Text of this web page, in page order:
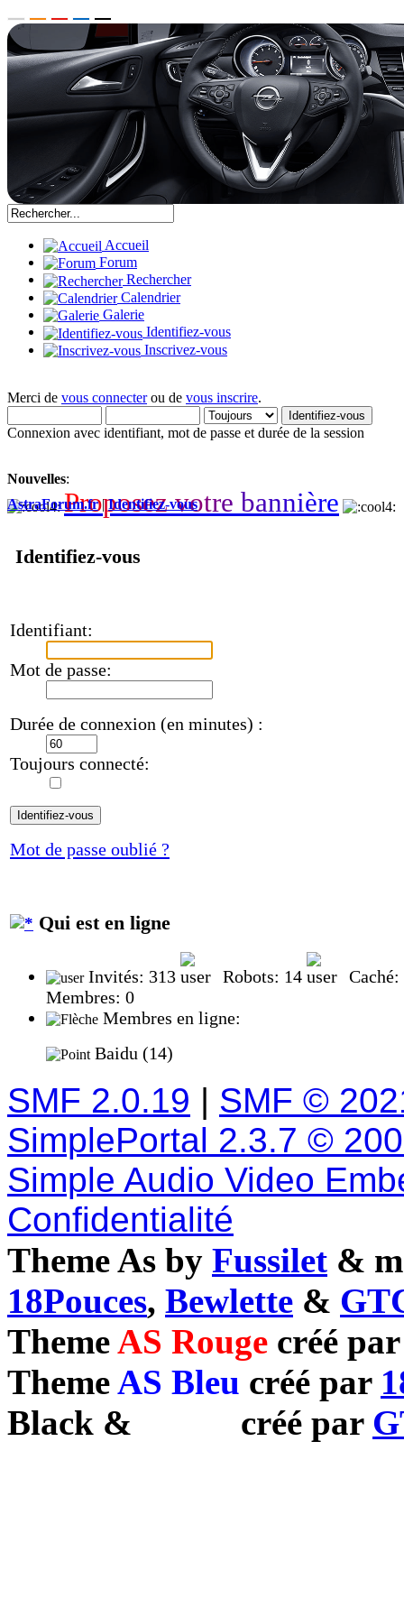
Accueil
Forum
Rechercher
Calendrier
Galerie
Identifiez-vous
Inscrivez-vous
Merci de vous connecterou de vous inscrire.
Connexion avec identifiant, mot de passe et durée de la session
Nouvelles:
Proposez votre bannière
AstraForum.fr|Identifiez-vous
Identifiez-vous
Identifiant:
Mot de passe:
Durée de connexion (en minutes) :
Toujours connecté:
Mot de passe oublié ?
Qui est en ligne
Invités: 313 Robots: 14
Membres: 0
Membres en ligne:
Baidu (14)
SMF 2.0.19 | SMF ©
SimplePortal 2.3.7 ©
Simple Audio Video
Confidentialité
Theme As by Fussilet &
18Pouces, Bewlette &
ThemeAS Rouge créé
ThemeAS Bleu créé par
Black & créé par